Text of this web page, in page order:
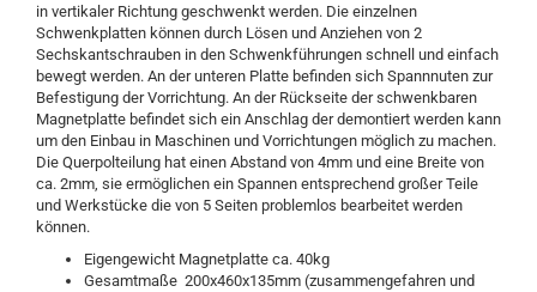
in vertikaler Richtung geschwenkt werden. Die einzelnen
Schwenkplatten können durch Lösen und Anziehen von 2
Sechskantschrauben in den Schwenkführungen schnell und einfach
bewegt werden. An der unteren Platte befinden sich Spannnuten zur
Befestigung der Vorrichtung. An der Rückseite der schwenkbaren
Magnetplatte befindet sich ein Anschlag der demontiert werden kann
um den Einbau in Maschinen und Vorrichtungen möglich zu machen.
Die Querpolteilung hat einen Abstand von 4mm und eine Breite von
ca. 2mm, sie ermöglichen ein Spannen entsprechend großer Teile
und Werkstücke die von 5 Seiten problemlos bearbeitet werden
können.
Eigengewicht Magnetplatte ca. 40kg
Gesamtmaße 200x460x135mm (zusammengefahren und